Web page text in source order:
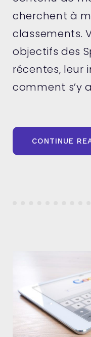
cherchent à
classements.
objectifs des
récentes, leur
comment s’y
CONTINUE